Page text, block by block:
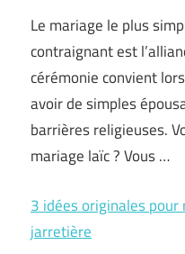
Le mariage le plus
contraignant est
cérémonie convient
avoir de simples
barrières religieuses.
mariage laïc ? Vous …
3 idées originales
jarretière